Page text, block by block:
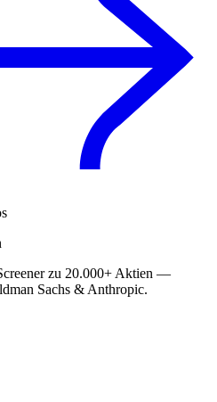
zu 20.000+ Aktien —
Sachs & Anthropic.